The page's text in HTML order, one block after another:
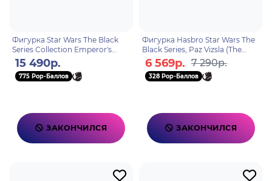
Фигурка Star Wars The Black
Series Collection Emperor's
Royal Guard & TIE Fighter Pilot
5010996108500
15 490р.
775 Pop-Баллов
ЗАКОНЧИЛСЯ
Фигурка Hasbro Star Wars The
Black Series, Paz Vizsla (The
Mandalorian) 5010996204004
6 569р. 7 290р.
328 Pop-Баллов
ЗАКОНЧИЛСЯ